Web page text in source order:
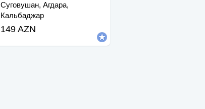
Суговушан, Агдара,
Кальбаджар
149 AZN